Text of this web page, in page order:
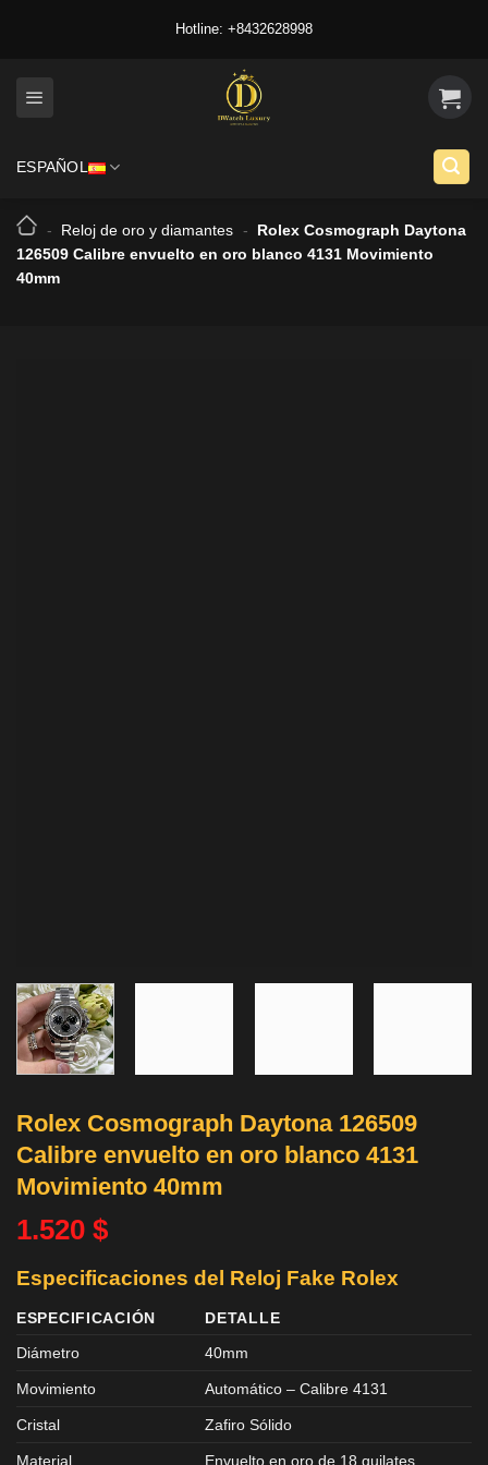
Hotline: +8432628998
ESPAÑOL
- Reloj de oro y diamantes -
Rolex Cosmograph Daytona
126509 Calibre envuelto en oro blanco 4131 Movimiento
40mm
Rolex Cosmograph Daytona 126509
Calibre envuelto en oro blanco 4131
Movimiento 40mm
1.520 $
Especificaciones del Reloj Fake Rolex
ESPECIFICACIÓN
DETALLE
Diámetro
40mm
Movimiento Automático – Calibre 4131
Cristal Zafiro Sólido
Material Envuelto en oro de 18 quilates.